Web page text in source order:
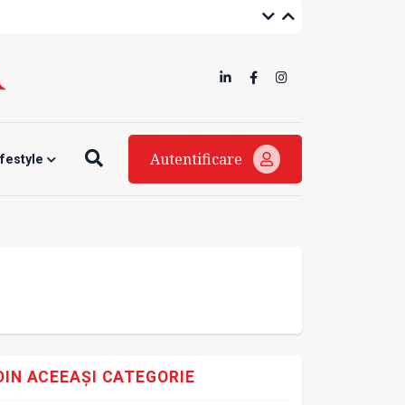
Autentificare
ACEEAȘI CATEGORIE